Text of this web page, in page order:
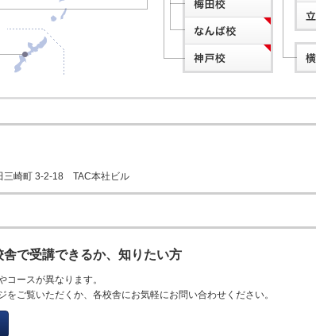
三崎町 3-2-18 TAC本社ビル
で受講できるか、知りたい方
コースが異なります。
をご覧いただくか、各校舎にお気軽にお問い合わせください。